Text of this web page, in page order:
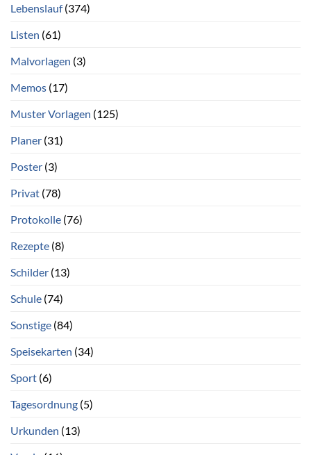
Lebenslauf(374)
Listen (61)
Malvorlagen (3)
Memos (17)
Muster Vorlagen (125)
Planer (31)
Poster (3)
Privat (78)
Protokolle (76)
Rezepte (8)
Schilder (13)
Schule (74)
Sonstige (84)
Speisekarten (34)
Sport (6)
Tagesordnung (5)
Urkunden (13)